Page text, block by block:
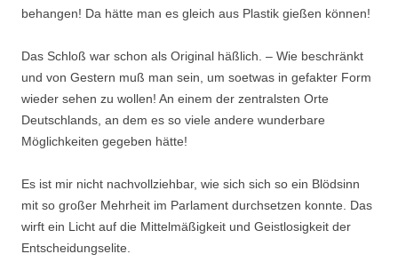
behangen! Da hätte man es gleich aus Plastik gießen können!
Das Schloß war schon als Original häßlich. – Wie beschränkt
und von Gestern muß man sein, um soetwas in gefakter Form
wieder sehen zu wollen! An einem der zentralsten Orte
Deutschlands, an dem es so viele andere wunderbare
Möglichkeiten gegeben hätte!
Es ist mir nicht nachvollziehbar, wie sich sich so ein Blödsinn
mit so großer Mehrheit im Parlament durchsetzen konnte. Das
wirft ein Licht auf die Mittelmäßigkeit und Geistlosigkeit der
Entscheidungselite.